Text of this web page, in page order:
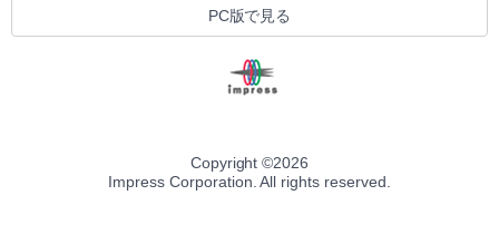
PC版で見る
Copyright ©2026
Impress Corporation. All rights reserved.